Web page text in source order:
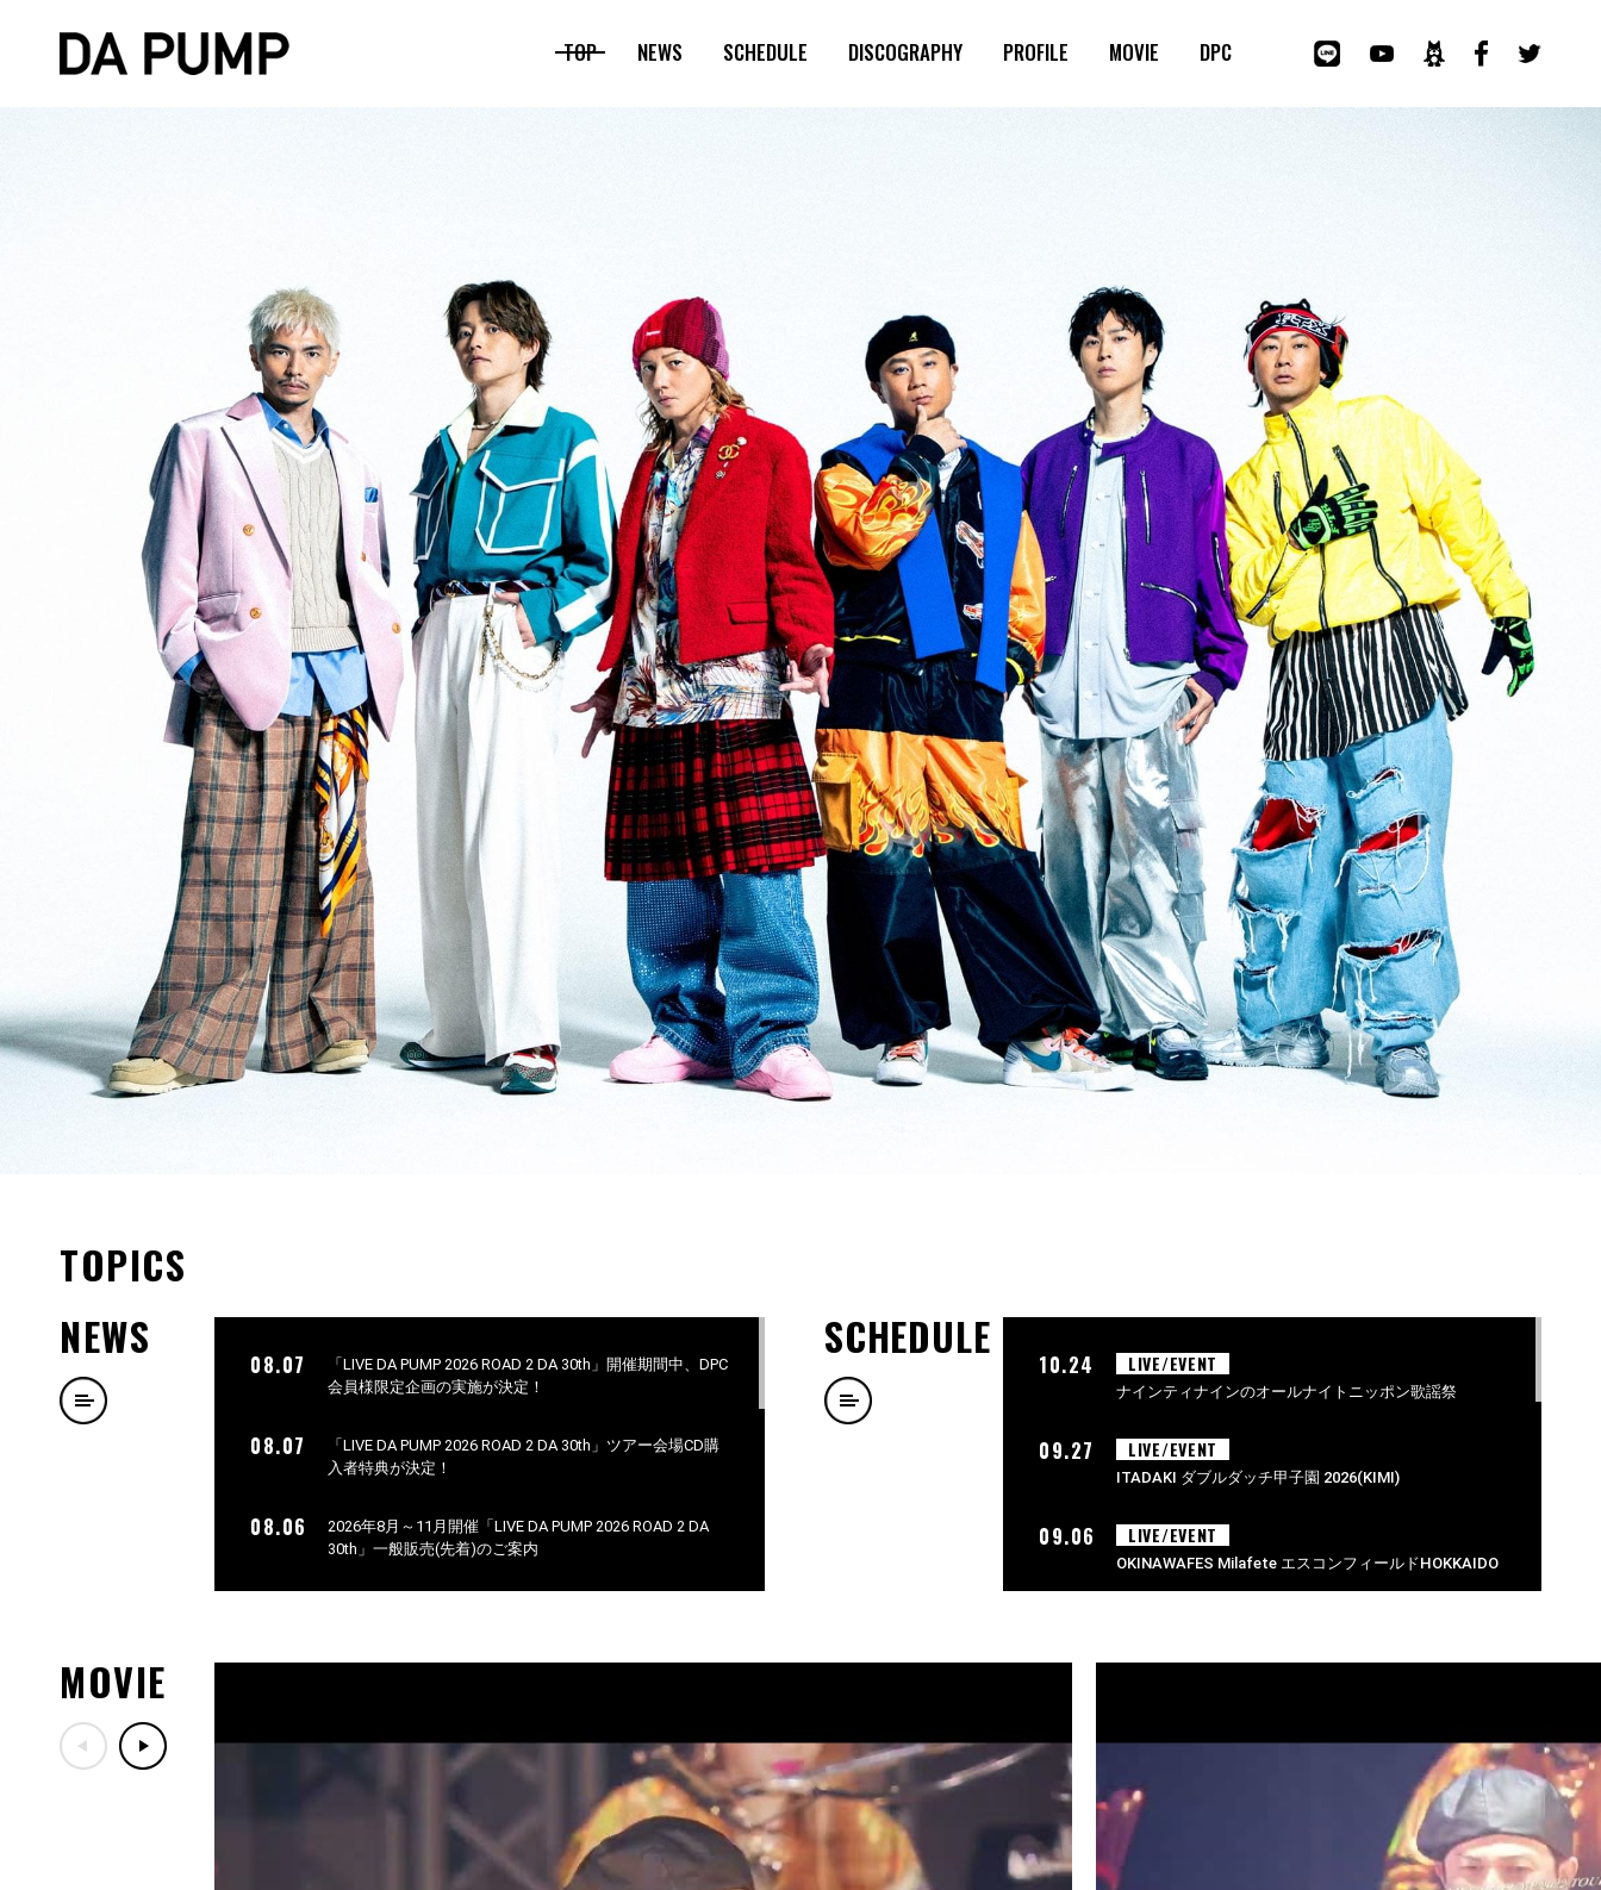
TOP NEWS SCHEDULE DISCOGRAPHY PROFILE MOVIE DPC
TOPICS
NEWS
08.07
「LIVE DA PUMP 2026 ROAD 2 DA 30th」開催期間中、DPC
会員様限定企画の実施が決定！
08.07
「LIVE DA PUMP 2026 ROAD 2 DA 30th」ツアー会場CD購
入者特典が決定！
08.06
2026年8月～11月開催「LIVE DA PUMP 2026 ROAD 2 DA
30th」一般販売(先着)のご案内
08.01
「LIVE DA PUMP 2026 ROAD 2 DA 30th」11月27日(金)神奈
「LIVE DA PUMP 2026 ROAD 2 DA 30th」オフィシャルグ
7/30(木)DA PUMPファンクラブ“DPC”会員限定生配信決
SCHEDULE
10.24 LIVE/EVENT
ナインティナインのオールナイトニッポン歌謡祭
09.27 LIVE/EVENT
ITADAKI ダブルダッチ甲子園 2026(KIMI)
09.06 LIVE/EVENT
OKINAWAFES Milafete エスコンフィールドHOKKAIDO
07.26 RADIO
サンデーradio 調子 do～yo！！(KIMI/U-YEAH)
07.23
MOVIE